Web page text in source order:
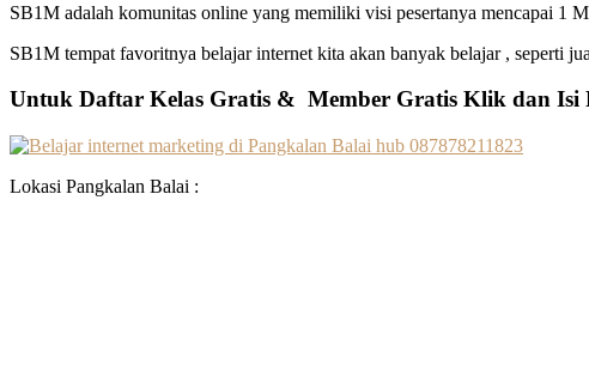
SB1M adalah komunitas online yang memiliki visi pesertanya mencapai 1
SB1M tempat favoritnya belajar internet kita akan banyak belajar , seperti
Untuk Daftar Kelas Gratis & Member Gratis Klik dan Isi
Lokasi Pangkalan Balai :